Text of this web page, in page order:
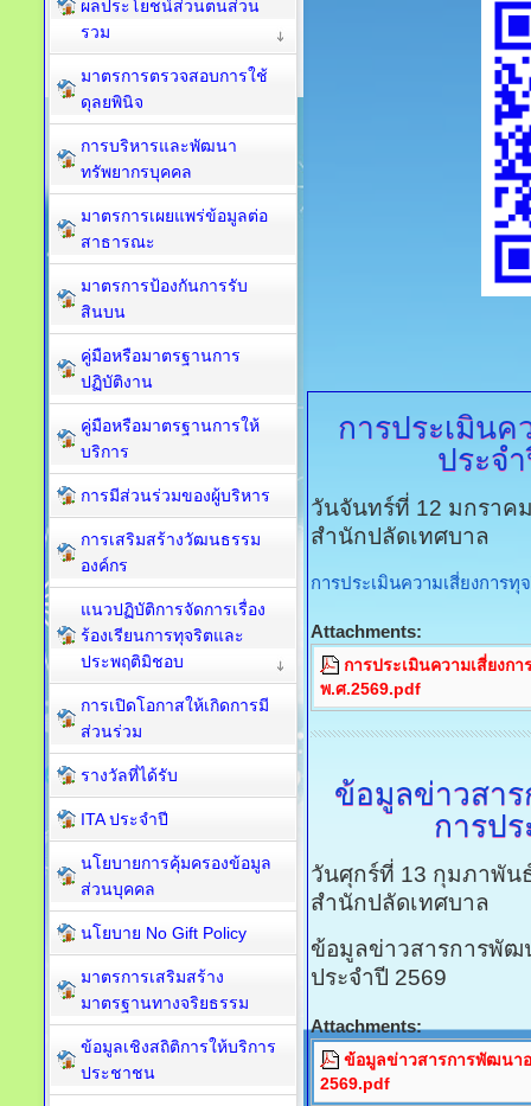
การประเมินค
ประจ
วันจันทร์ที่ 12 มกราค
สำนักปลัดเทศบาล
การประเมินความเสี่ยงการ
Attachments:
การประเมินความเสี่ยงก
พ.ศ.2569.pdf
ข้อมูลข่าวสา
การปร
วันศุกร์ที่ 13 กุมภาพัน
สำนักปลัดเทศบาล
ข้อมูลข่าวสารการพัฒ
ประจำปี 2569
Attachments:
ข้อมูลข่าวสารการพัฒนาอ
2569.pdf
ผลประโยชน์ส่วนตนส่วน
รวม
มาตรการตรวจสอบการใช้
ดุลยพินิจ
การบริหารและพัฒนา
ทรัพยากรบุคคล
มาตรการเผยแพร่ข้อมูลต่อ
สาธารณะ
มาตรการป้องกันการรับ
สินบน
คู่มือหรือมาตรฐานการ
ปฏิบัติงาน
คู่มือหรือมาตรฐานการให้
บริการ
การมีส่วนร่วมของผู้บริหาร
การเสริมสร้างวัฒนธรรม
องค์กร
แนวปฏิบัติการจัดการเรื่อง
ร้องเรียนการทุจริตและ
ประพฤติมิชอบ
การเปิดโอกาสให้เกิดการมี
ส่วนร่วม
รางวัลที่ได้รับ
ITA ประจำปี
นโยบายการคุ้มครองข้อมูล
ส่วนบุคคล
นโยบาย No Gift Policy
มาตรการเสริมสร้าง
มาตรฐานทางจริยธรรม
ข้อมูลเชิงสถิติการให้บริการ
ประชาชน